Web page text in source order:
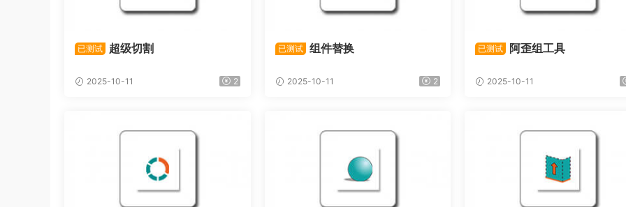
已测试 超级切割
2025-10-11 2
已测试 组件替换
2025-10-11 2
已测试 阿歪组工具
2025-10-11